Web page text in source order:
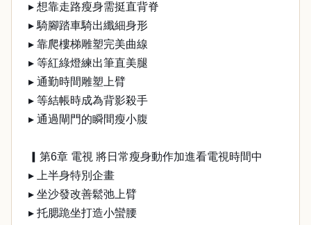
▸ 想靠走路瘦身需挺直背脊
▸ 騎腳踏車騎出纖細身形
▸ 靠爬樓梯雕塑完美曲線
▸ 等紅綠燈練出筆直美腿
▸ 通勤時間雕塑上臂
▸ 等結帳時成為背影殺手
▸ 通過閘門的瞬間瘦小腹
▎第6章 電視 將日常瘦身動作加進看電視時間中
▸ 上半身特別企畫
▸ 坐沙發改善鬆弛上臂
▸ 托腮跪坐打造小蠻腰